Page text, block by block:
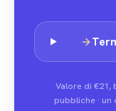
Valore di €21,
pubbliche ·